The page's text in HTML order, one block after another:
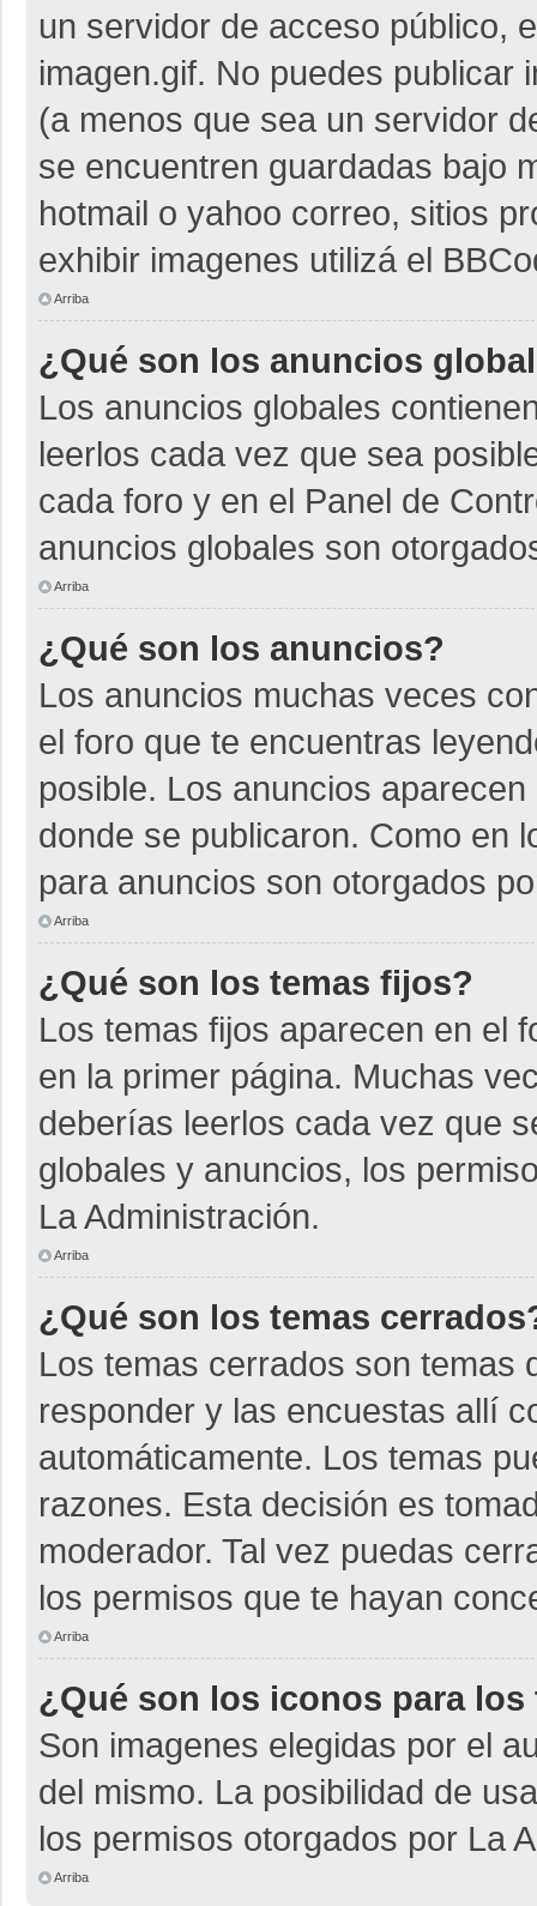
un servidor de acceso público,
imagen.gif. No puedes publicar
(a menos que sea un servidor
se encuentren guardadas bajo
hotmail o yahoo correo, sitios
exhibir imagenes utilizá el
Arriba
¿Qué son los anuncios
Los anuncios globales
leerlos cada vez que sea
cada foro y en el Panel de
anuncios globales son
Arriba
¿Qué son los anuncios?
Los anuncios muchas veces
el foro que te encuentras
posible. Los anuncios
donde se publicaron. Como en
para anuncios son otorgados
Arriba
¿Qué son los temas fijos?
Los temas fijos aparecen en el
en la primer página. Muchas
deberías leerlos cada vez que
globales y anuncios, los
La Administración.
Arriba
¿Qué son los temas
Los temas cerrados son temas
responder y las encuestas allí
automáticamente. Los temas
razones. Esta decisión es
moderador. Tal vez puedas
los permisos que te hayan
Arriba
¿Qué son los iconos para los
Son imagenes elegidas por el
del mismo. La posibilidad de
los permisos otorgados por La
Arriba